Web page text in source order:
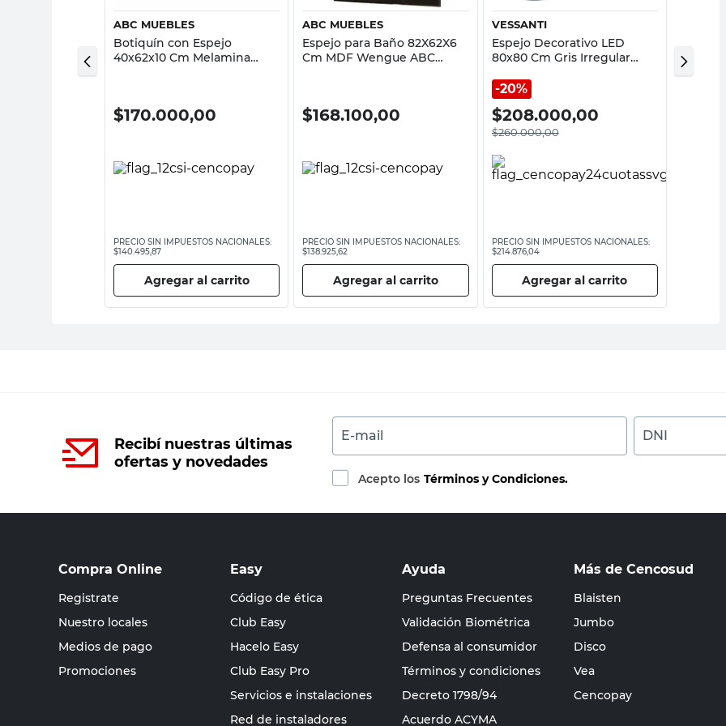
ABC MUEBLES
Botiquín con Espejo
40x62x10 Cm Melamina
$170.000,00
PRECIO SIN IMPUESTOS NACIONALES:
$140.495,87
Agregar al carrito
ABC MUEBLES
Espejo para Baño 82X62X6
Cm MDF Wengue ABC
$168.100,00
PRECIO SIN IMPUESTOS NACIONALES:
$138.925,62
Agregar al carrito
VESSANTI
Espejo Decorativo LED
80x80 Cm Gris Irregular
20%
$208.000,00
$260.000,00
PRECIO SIN IMPUESTOS NACIONALES:
$214.876,04
Agregar al carrito
Cm
Pulido
Recibí nuestras últimas
ofertas y novedades
E-mail DNI
Acepto los Términos y Condiciones.
Compra Online
Registrate
Nuestro locales
Medios de pago
Promociones
Easy
Código de ética
Club Easy
Hacelo Easy
Club Easy Pro
Servicios e instalaciones
Red de instaladores
Ayuda
Preguntas Frecuentes
Validación Biométrica
Defensa al consumidor
Términos y condiciones
Decreto 1798/94
Acuerdo ACYMA
Más de Cencosud
Blaisten
Jumbo
Disco
Vea
Cencopay